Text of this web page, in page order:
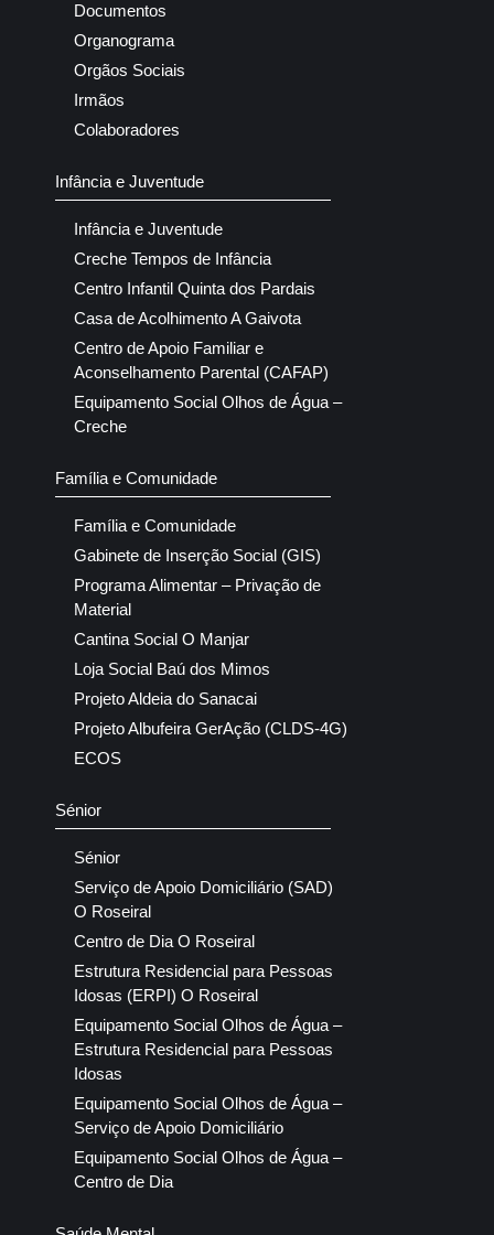
Documentos
Organograma
Orgãos Sociais
Irmãos
Colaboradores
Infância e Juventude
Infância e Juventude
Creche Tempos de Infância
Centro Infantil Quinta dos Pardais
Casa de Acolhimento A Gaivota
Centro de Apoio Familiar e
Aconselhamento Parental (CAFAP)
Equipamento Social Olhos de Água –
Creche
Família e Comunidade
Família e Comunidade
Gabinete de Inserção Social (GIS)
Programa Alimentar – Privação de
Material
Cantina Social O Manjar
Loja Social Baú dos Mimos
Projeto Aldeia do Sanacai
Projeto Albufeira GerAção (CLDS-4G)
ECOS
Sénior
Sénior
Serviço de Apoio Domiciliário (SAD)
O Roseiral
Centro de Dia O Roseiral
Estrutura Residencial para Pessoas
Idosas (ERPI) O Roseiral
Equipamento Social Olhos de Água –
Estrutura Residencial para Pessoas
Idosas
Equipamento Social Olhos de Água –
Serviço de Apoio Domiciliário
Equipamento Social Olhos de Água –
Centro de Dia